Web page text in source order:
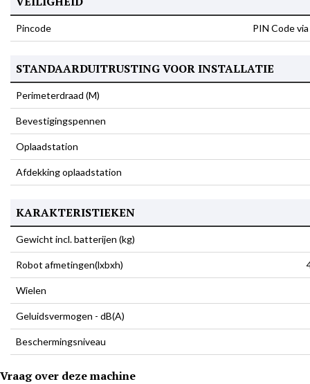
Pincode PIN Code
STANDAARDUITRUSTING VOOR INSTALLATIE
Perimeterdraad (M)
Bevestigingspennen
Oplaadstation
Afdekking oplaadstation
KARAKTERISTIEKEN
Gewicht incl. batterijen (kg)
Robot afmetingen(lxbxh)
Wielen
Geluidsvermogen - dB(A)
Beschermingsniveau
Vraag over deze machine